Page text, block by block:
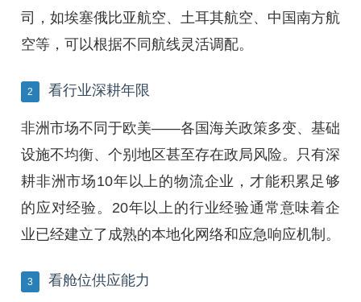
司，如埃塞俄比亚航空、土耳其航空、中国南方航
空等，可以根据不同航线灵活调配。
2 看行业深耕年限
非洲市场不同于欧美——各国海关政策多变、基础
设施不均衡、个别地区甚至存在政局风险。只有深
耕非洲市场10年以上的物流企业，才能积累足够
的应对经验。20年以上的行业经验通常意味着企
业已经建立了成熟的本地化网络和应急响应机制。
3 看舱位供应能力